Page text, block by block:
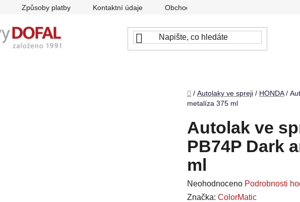
Způsoby platby Kontaktní údaje Obchodní podmínky
Domů
/ Autolaky ve spreji / HONDA /
metalíza 375 ml
Autolak ve
PB74P Dark
ml
Průměrné
hodnocení
Neohodnoceno Podrobnosti
Značka: ColorMatic